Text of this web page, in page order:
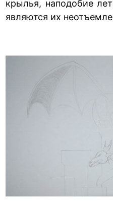
крылья, наподобие
являются их